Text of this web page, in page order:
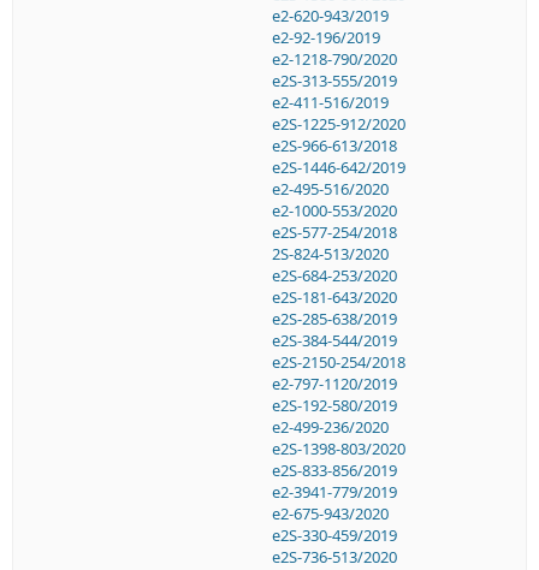
e2-620-943/2019
e2-92-196/2019
e2-1218-790/2020
e2S-313-555/2019
e2-411-516/2019
e2S-1225-912/2020
e2S-966-613/2018
e2S-1446-642/2019
e2-495-516/2020
e2-1000-553/2020
e2S-577-254/2018
2S-824-513/2020
e2S-684-253/2020
e2S-181-643/2020
e2S-285-638/2019
e2S-384-544/2019
e2S-2150-254/2018
e2-797-1120/2019
e2S-192-580/2019
e2-499-236/2020
e2S-1398-803/2020
e2S-833-856/2019
e2-3941-779/2019
e2-675-943/2020
e2S-330-459/2019
e2S-736-513/2020